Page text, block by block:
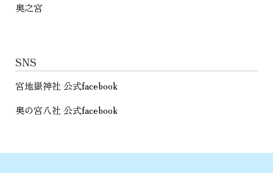
奥之宮
SNS
宮地嶽神社 公式facebook
奥の宮八社 公式facebook